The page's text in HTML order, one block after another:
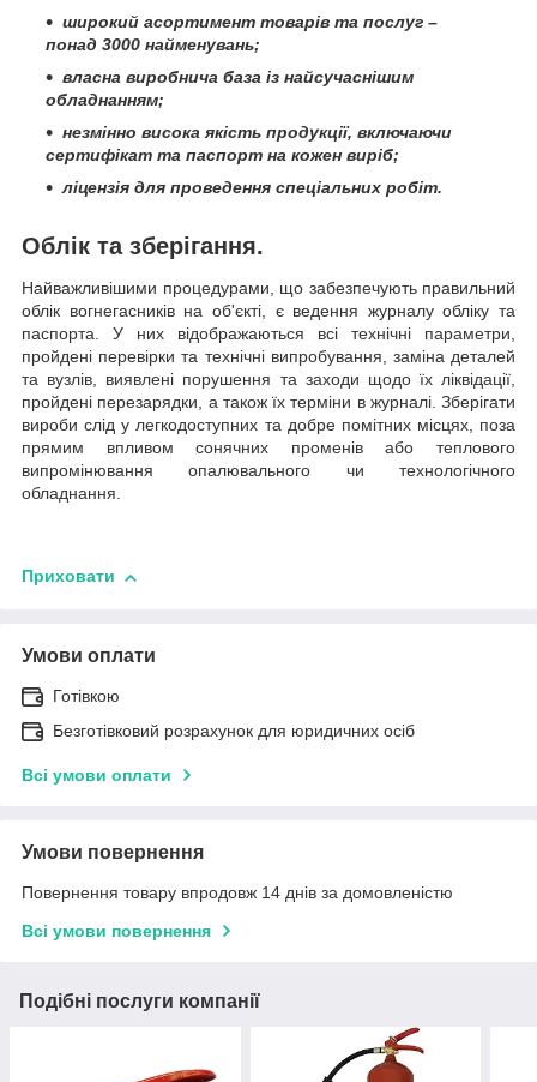
широкий асортимент товарів та послуг –
понад 3000 найменувань;
власна виробнича база із найсучаснішим
обладнанням;
незмінно висока якість продукції, включаючи
сертифікат та паспорт на кожен виріб;
ліцензія для проведення спеціальних робіт.
Облік та зберігання.
Найважливішими процедурами, що забезпечують правильний
облік вогнегасників на об'єкті, є ведення журналу обліку та
паспорта. У них відображаються всі технічні параметри,
пройдені перевірки та технічні випробування, заміна деталей
та вузлів, виявлені порушення та заходи щодо їх ліквідації,
пройдені перезарядки, а також їх терміни в журналі. Зберігати
вироби слід у легкодоступних та добре помітних місцях, поза
прямим впливом сонячних променів або теплового
випромінювання опалювального чи технологічного
обладнання.
Приховати
Умови оплати
Готівкою
Безготівковий розрахунок для юридичних осіб
Всі умови оплати
Умови повернення
Повернення товару впродовж 14 днів за домовленістю
Всі умови повернення
Подібні послуги компанії